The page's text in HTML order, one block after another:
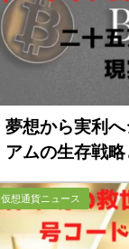
夢想から実利
アムの生存戦
仮想通貨ニュース